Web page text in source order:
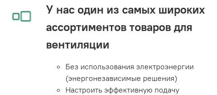
У нас один из самых широких
ассортиментов товаров для
вентиляции
Без использования электроэнергии
(энергонезависимые решения)
Настроить эффективную подачу